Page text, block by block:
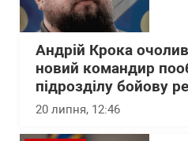
Андрій Крока
новий командир
підрозділу бойову
20 липня, 12:46